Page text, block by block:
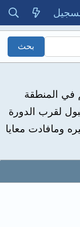
في المنطقة
لقرب الدورة
ومافادت معايا